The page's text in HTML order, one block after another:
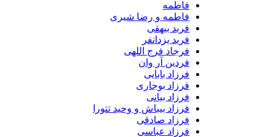
فاطمه و رضا شیری
فربد بیهقی
فربد یزدانفر
فرجاد فرج اللهی
فردین آر وان
فرزاد بابایی
فرزاد بوجاری
فرزاد بیانی
فرزاد بیباش و وحید تتورا
فرزاد صادقی
فرزاد عباسی